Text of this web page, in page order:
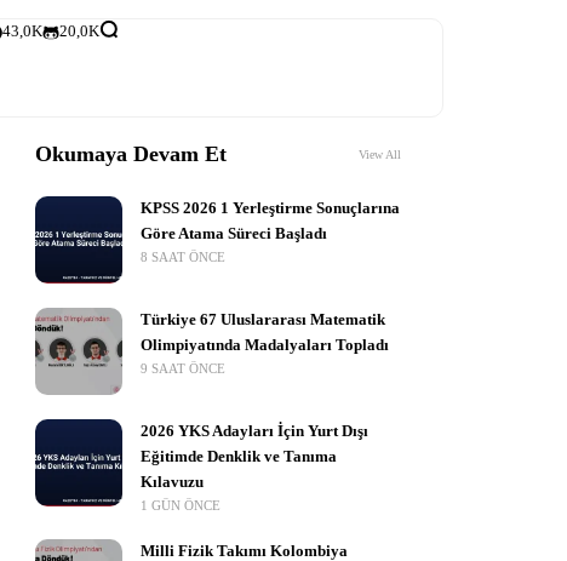
43,0K 20,0K
Okumaya Devam Et View All
KPSS 2026 1 Yerleştirme Sonuçlarına
Göre Atama Süreci Başladı
8 SAAT ÖNCE
Türkiye 67 Uluslararası Matematik
Olimpiyatında Madalyaları Topladı
9 SAAT ÖNCE
2026 YKS Adayları İçin Yurt Dışı
Eğitimde Denklik ve Tanıma
Kılavuzu
1 GÜN ÖNCE
Milli Fizik Takımı Kolombiya